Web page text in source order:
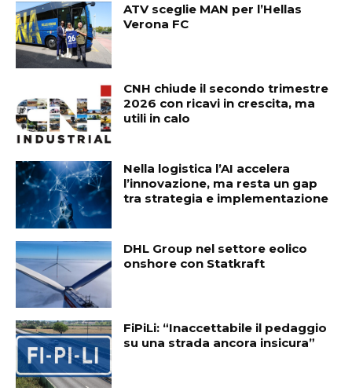
ATV sceglie MAN per l’Hellas
Verona FC
CNH chiude il secondo trimestre
2026 con ricavi in crescita, ma
utili in calo
Nella logistica l’AI accelera
l’innovazione, ma resta un gap
tra strategia e implementazione
DHL Group nel settore eolico
onshore con Statkraft
FiPiLi: “Inaccettabile il pedaggio
su una strada ancora insicura”